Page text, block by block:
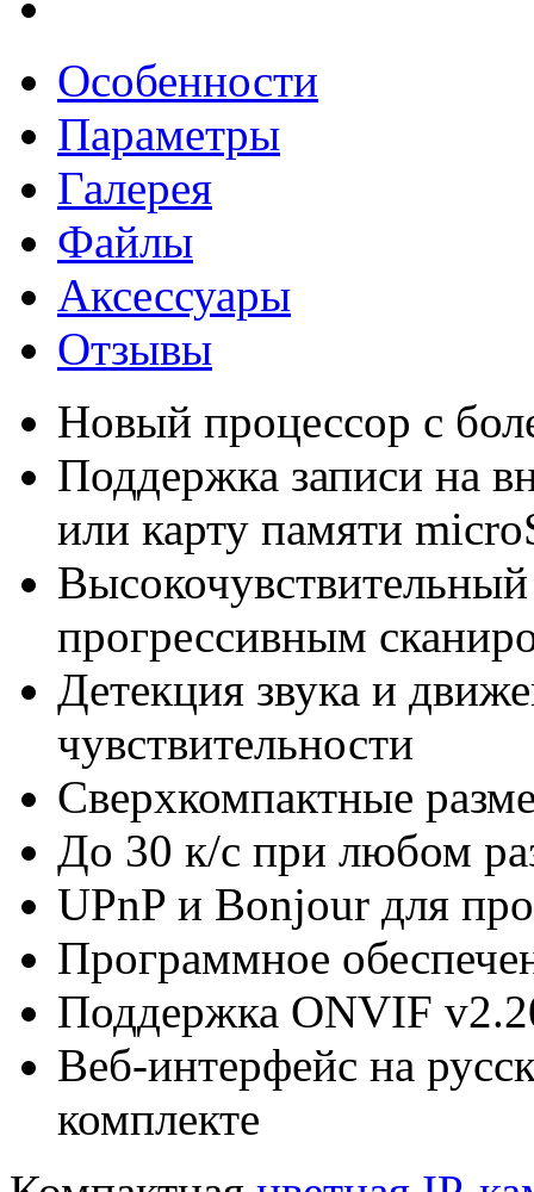
Особенности
Параметры
Галерея
Файлы
Аксессуары
Отзывы
Новый процессор с
Поддержка записи на
или карту памяти
прогрессивным
Детекция звука и
чувствительности
Сверхкомпактные
До 30 к/с при любом
UPnP и Bonjour для
Программное
Поддержка ONVIF
Веб-интерфейс на
комплекте